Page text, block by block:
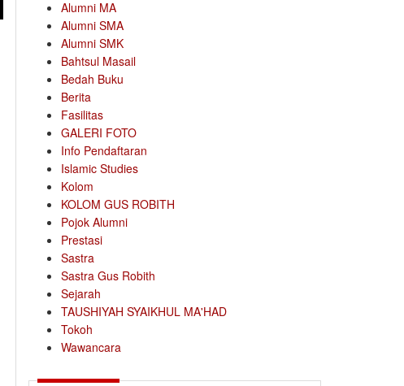
Alumni MA
Alumni SMA
Alumni SMK
Bahtsul Masail
Bedah Buku
Berita
Fasilitas
GALERI FOTO
Info Pendaftaran
Islamic Studies
Kolom
KOLOM GUS ROBITH
Pojok Alumni
Prestasi
Sastra
Sastra Gus Robith
Sejarah
TAUSHIYAH SYAIKHUL MA'HAD
Tokoh
Wawancara